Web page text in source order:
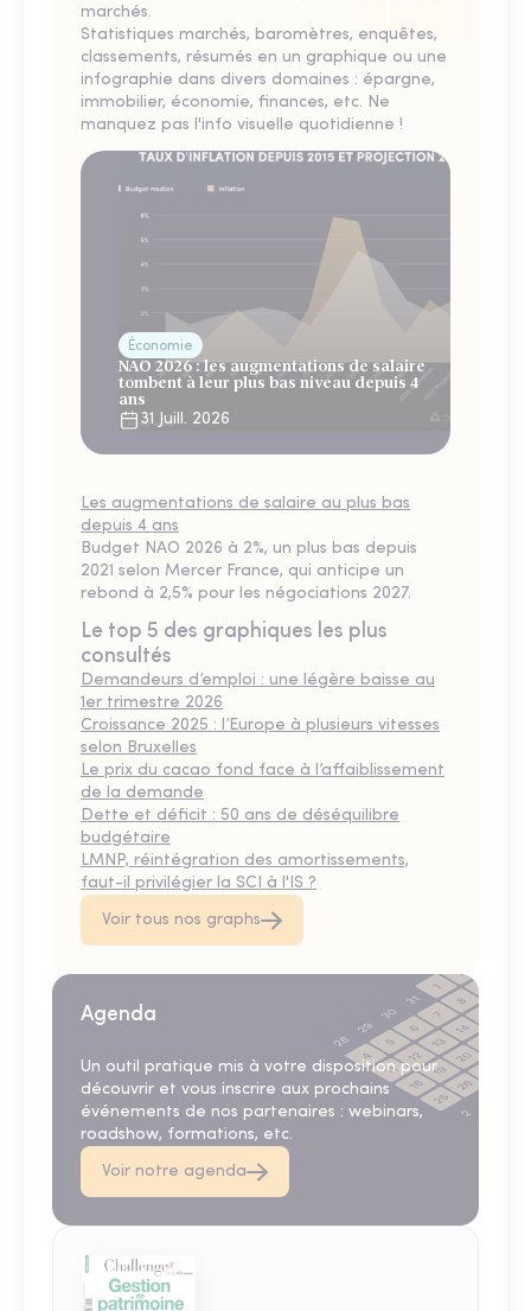
marchés.
Statistiques marchés, baromètres, enquêtes,
classements, résumés en un graphique ou une
infographie dans divers domaines : épargne,
immobilier, économie, finances, etc. Ne
manquez pas l'info visuelle quotidienne !
Économie
NAO 2026 : les augmentations de salaire
tombent à leur plus bas niveau depuis 4
ans
31 Juill. 2026
Les augmentations de salaire au plus bas
depuis 4 ans
Budget NAO 2026 à 2%, un plus bas depuis
2021 selon Mercer France, qui anticipe un
rebond à 2,5% pour les négociations 2027.
Le top 5 des graphiques les plus
consultés
Demandeurs d’emploi : une légère baisse au
1er trimestre 2026
Croissance 2025 : l’Europe à plusieurs vitesses
selon Bruxelles
Le prix du cacao fond face à l’affaiblissement
de la demande
Dette et déficit : 50 ans de déséquilibre
budgétaire
LMNP, réintégration des amortissements,
faut-il privilégier la SCI à l'IS ?
Voir tous nos graphs
Agenda
Un outil pratique mis à votre disposition pour
découvrir et vous inscrire aux prochains
événements de nos partenaires : webinars,
roadshow, formations, etc.
Voir notre agenda